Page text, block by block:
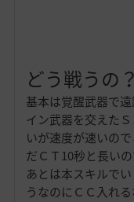
どう戦うの？
基本は覚醒武器で
イン武器を交えた
いが速度が速いの
だＣＴ10秒と長いの
あとは本スキルで
うなのにＣＣ入れる